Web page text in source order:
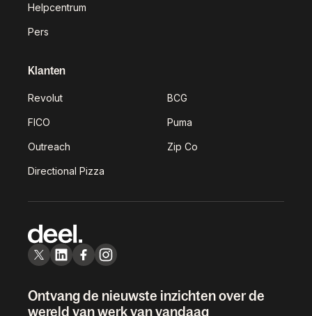
Helpcentrum
Pers
Klanten
Revolut BCG
FICO Puma
Outreach Zip Co
Directional Pizza
Ontvang de nieuwste inzichten over de
wereld van werk van vandaag